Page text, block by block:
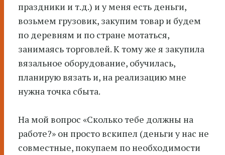
праздники и т.д.) и у меня есть деньги,
возьмем грузовик, закупим товар и будем
по деревням и по стране мотаться,
занимаясь торговлей. К тому же я закупила
вязальное оборудование, обучилась,
планирую вязать и, на реализацию мне
нужна точка сбыта.
На мой вопрос «Сколько тебе должны на
работе?» он просто вскипел (деньги у нас не
совместные, покупаем по необходимости